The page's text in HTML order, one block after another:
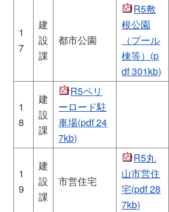
1
7
建
設
課
都市公園
R5敷
根公園
（プール
棟等）(p
df 301kb)
1
8
建
設
課
R5ペリ
ーロード駐
車場(pdf 24
7kb)
1
9
建
設
課
市営住宅
R5丸
山市営住
宅(pdf 28
7kb)